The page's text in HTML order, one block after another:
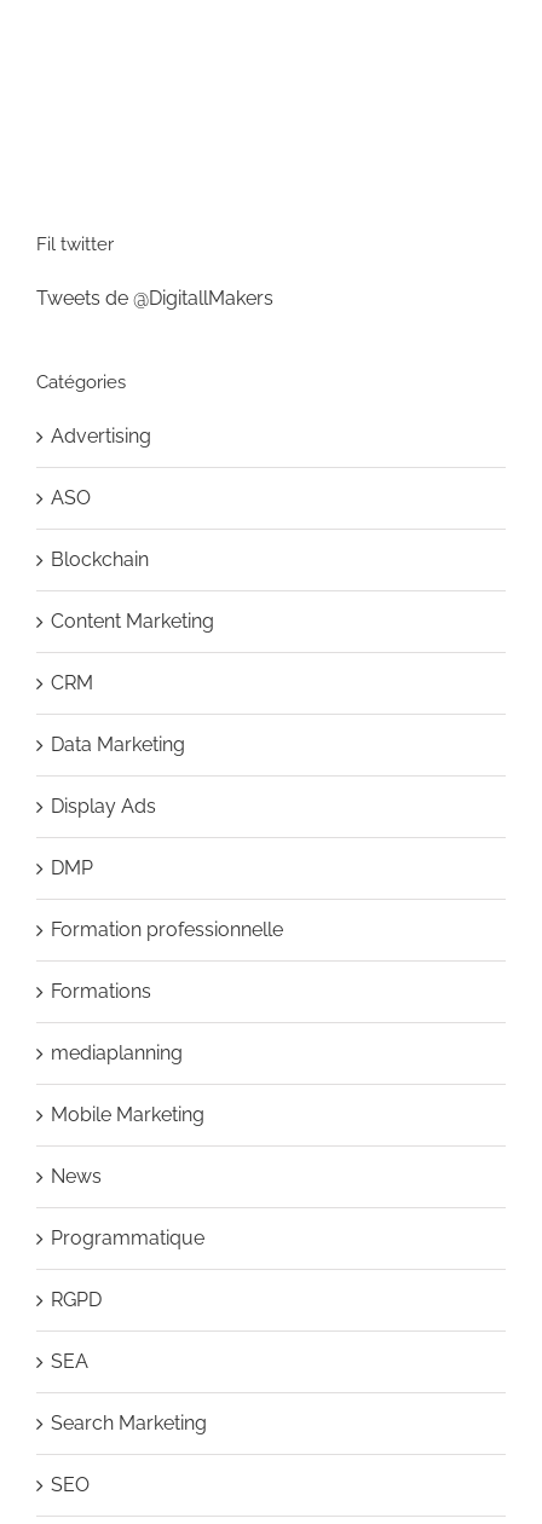
Fil twitter
Tweets de @DigitallMakers
Catégories
Advertising
ASO
Blockchain
Content Marketing
CRM
Data Marketing
Display Ads
DMP
Formation professionnelle
Formations
mediaplanning
Mobile Marketing
News
Programmatique
RGPD
SEA
Search Marketing
SEO